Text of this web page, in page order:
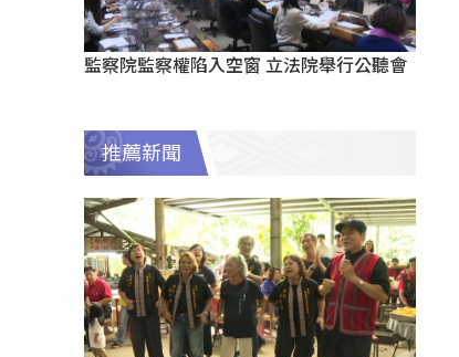
監察院監察權陷入空窗 立法院舉行公聽會
推薦新聞